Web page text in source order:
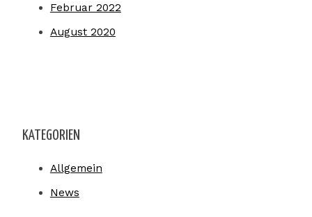
Februar 2022
August 2020
KATEGORIEN
Allgemein
News